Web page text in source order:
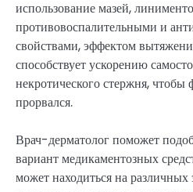
использование мазей,
противовоспалительными и
свойствами, эффектом
способствует ускорению
некротического стержня, чтобы
прорвался.
Врач-дерматолог поможет
вариант медикаментозных
может находиться на различных